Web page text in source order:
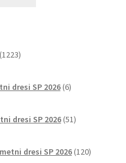
izberete
strani
1223izdelkov
dresi SP 2026 6izdelkov
dresi SP 2026 51izdelkov
dresi SP 2026 120izdelkov